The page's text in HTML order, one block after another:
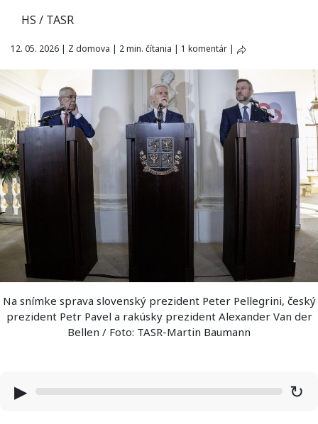
HS / TASR
12. 05. 2026 | Z domova | 2 min. čítania | 1 komentár |
Na snímke sprava slovenský prezident Peter Pellegrini, český
prezident Petr Pavel a rakúsky prezident Alexander Van der
Bellen / Foto: TASR-Martin Baumann
▶ ↻